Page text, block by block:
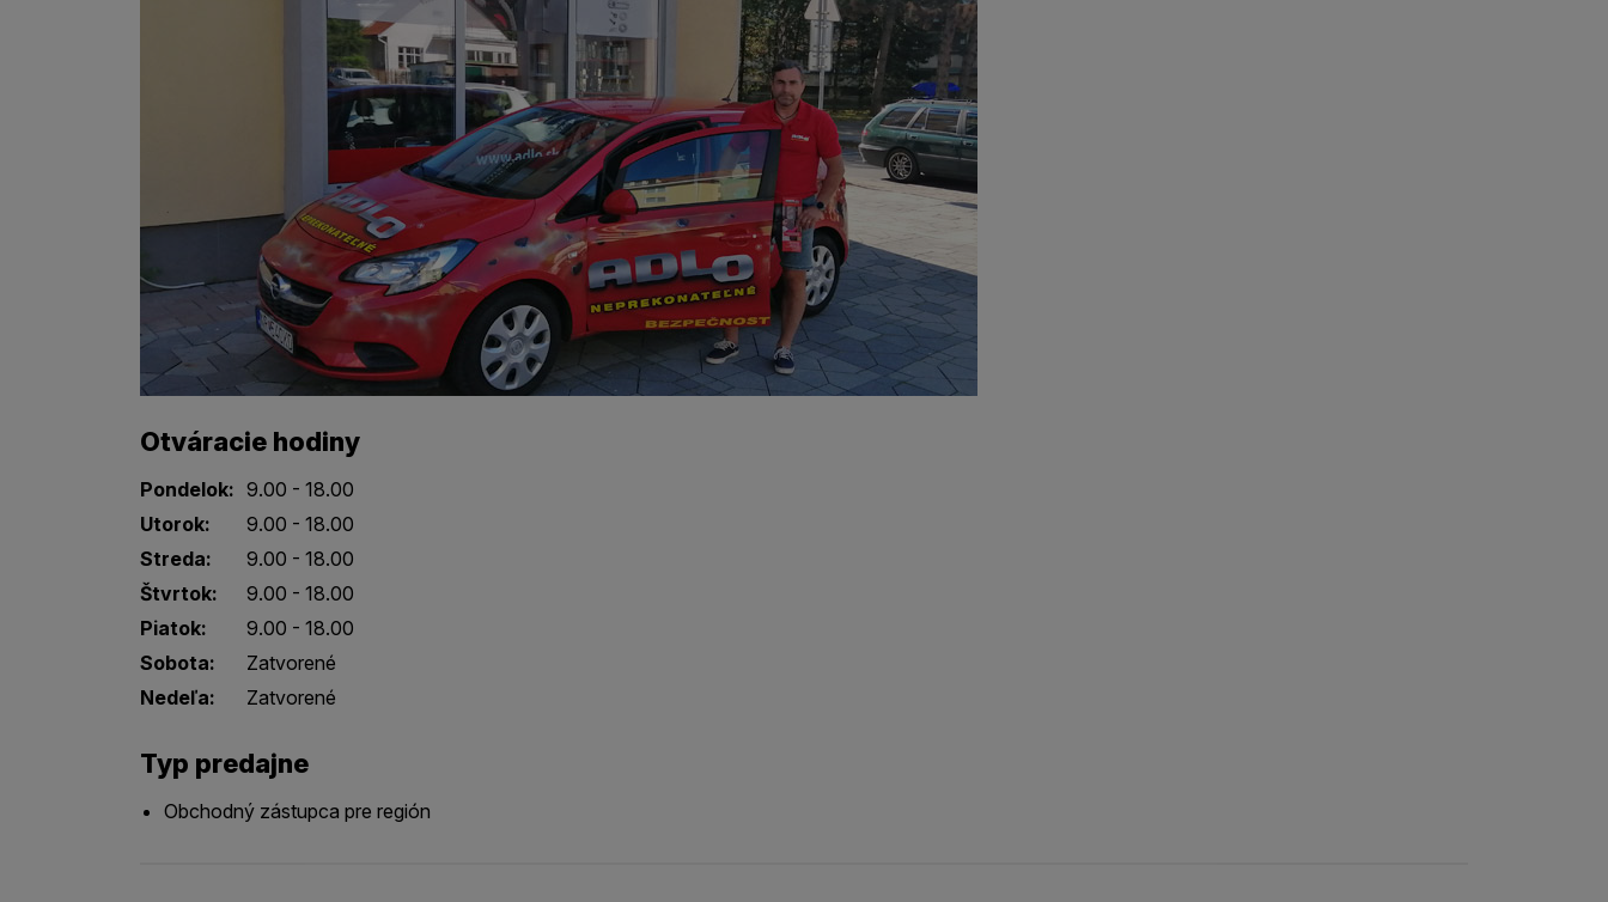
Otváracie hodiny
Pondelok: 9.00 - 18.00
Utorok:
9.00 - 18.00
Streda:
9.00 - 18.00
Štvrtok:
9.00 - 18.00
Piatok:
9.00 - 18.00
Sobota:
Zatvorené
Nedeľa:
Zatvorené
Typ predajne
Obchodný zástupca pre región